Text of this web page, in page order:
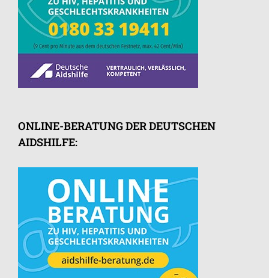
ONLINE-BERATUNG DER DEUTSCHEN
AIDSHILFE: